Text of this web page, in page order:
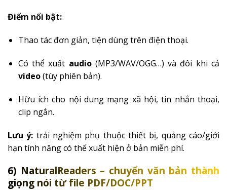
Điểm nổi bật:
Thao tác đơn giản, tiện dùng trên điện thoại.
Có thể xuất audio(MP3/WAV/OGG…) và đôi khi cả
video(tùy phiên bản).
Hữu ích cho nội dung mạng xã hội, tin nhắn thoại,
clip ngắn.
Lưu ý: trải nghiệm phụ thuộc thiết bị, quảng cáo/giới
hạn tính năng có thể xuất hiện ở bản miễn phí.
6) NaturalReaders – chuyển văn bản thành
giọng nói từ file PDF/DOC/PPT